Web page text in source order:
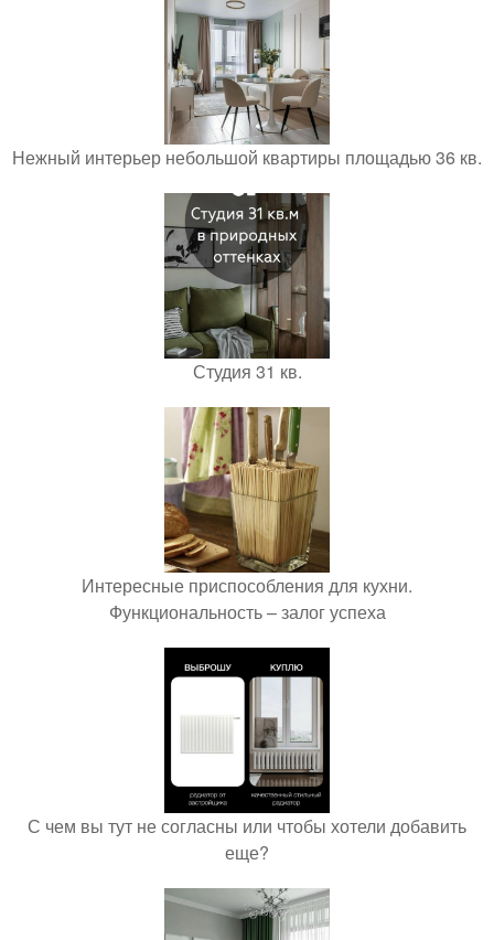
Нежный интерьер небольшой квартиры площадью 36 кв.
Студия 31 кв.
Интересные приспособления для кухни.
Функциональность – залог успеха
С чем вы тут не согласны или чтобы хотели добавить
еще?